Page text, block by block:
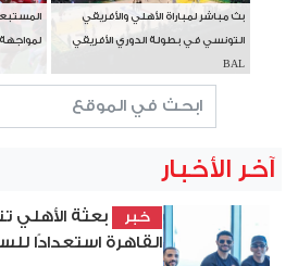
بث مباشر لمباراة الأهلي والأفريقي
التونسي في بطولة الدوري الأفريقي
BAL
لمواجهة
آخر الأخبار
خبر
بعثة الأهلي
القاهرة استعدادًا